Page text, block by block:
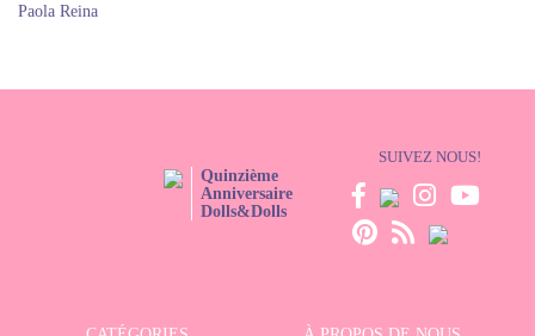
Paola Reina
Quinzième
Anniversaire
Dolls&Dolls
SUIVEZ NOUS!